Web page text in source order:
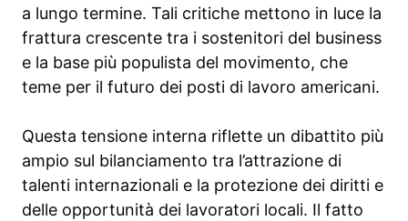
a lungo termine. Tali critiche mettono in luce la
frattura crescente tra i sostenitori del business
e la base più populista del movimento, che
teme per il futuro dei posti di lavoro americani.
Questa tensione interna riflette un dibattito più
ampio sul bilanciamento tra l’attrazione di
talenti internazionali e la protezione dei diritti e
delle opportunità dei lavoratori locali. Il fatto